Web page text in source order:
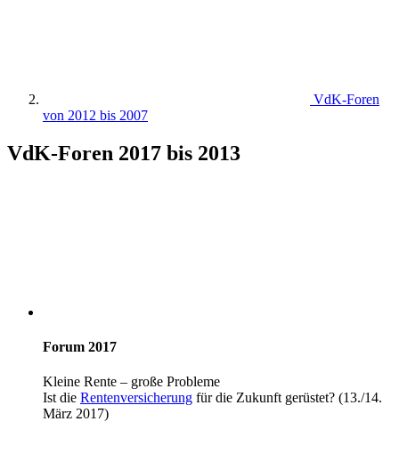
VdK-Foren
von 2012 bis 2007
VdK-Foren 2017 bis 2013
Forum 2017
Kleine Rente – große Probleme
Ist die Rentenversicherung für die Zukunft gerüstet? (13./14.
März 2017)